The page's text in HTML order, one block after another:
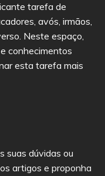
tarefa de
avós, irmãos,
Neste espaço,
conhecimentos
esta tarefa mais
suas dúvidas ou
artigos e proponha